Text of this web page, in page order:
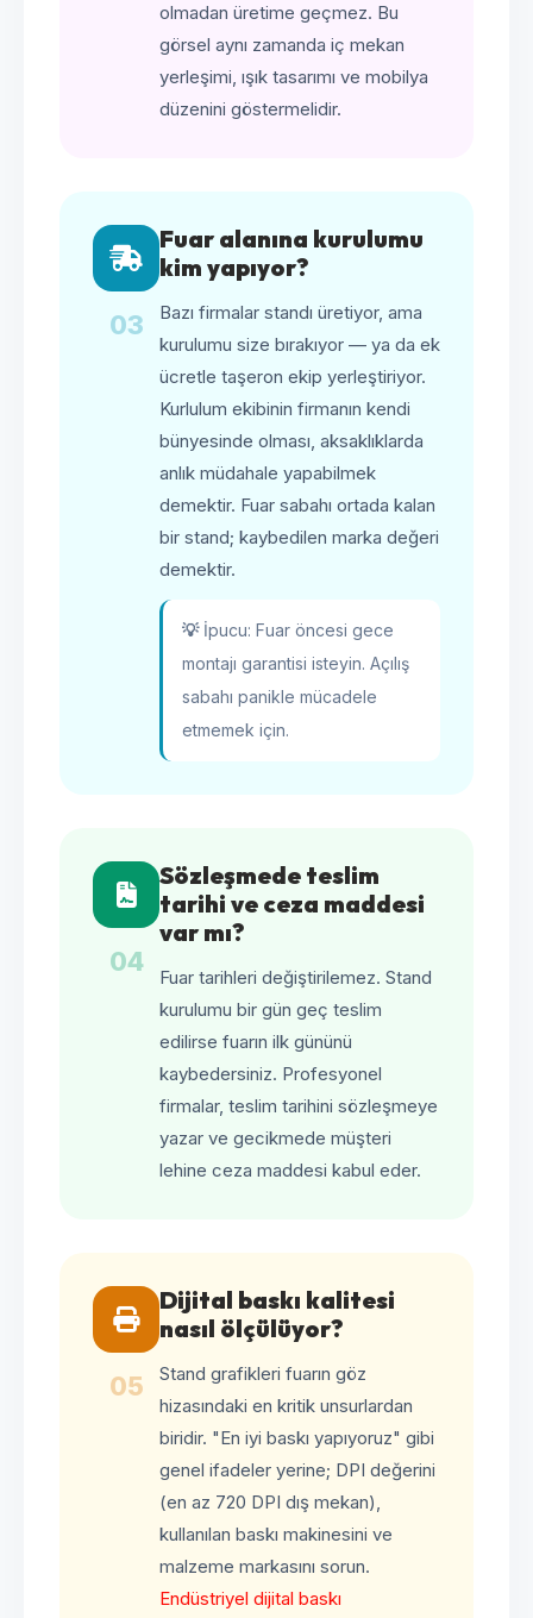
olmadan üretime geçmez. Bu
görsel aynı zamanda iç mekan
yerleşimi, ışık tasarımı ve mobilya
düzenini göstermelidir.
03
Fuar alanına kurulumu
kim yapıyor?
Bazı firmalar standı üretiyor, ama
kurulumu size bırakıyor — ya da ek
ücretle taşeron ekip yerleştiriyor.
Kurlulum ekibinin firmanın kendi
bünyesinde olması, aksaklıklarda
anlık müdahale yapabilmek
demektir. Fuar sabahı ortada kalan
bir stand; kaybedilen marka değeri
demektir.
💡İpucu: Fuar öncesi gece
montajı garantisi isteyin. Açılış
sabahı panikle mücadele
etmemek için.
04
Sözleşmede teslim
tarihi ve ceza maddesi
var mı?
Fuar tarihleri değiştirilemez. Stand
kurulumu bir gün geç teslim
edilirse fuarın ilk gününü
kaybedersiniz. Profesyonel
firmalar, teslim tarihini sözleşmeye
yazar ve gecikmede müşteri
lehine ceza maddesi kabul eder.
05
Dijital baskı kalitesi
nasıl ölçülüyor?
Stand grafikleri fuarın göz
hizasındaki en kritik unsurlardan
biridir. "En iyi baskı yapıyoruz" gibi
genel ifadeler yerine; DPI değerini
(en az 720 DPI dış mekan),
kullanılan baskı makinesini ve
malzeme markasını sorun.
Endüstriyel dijital baskı